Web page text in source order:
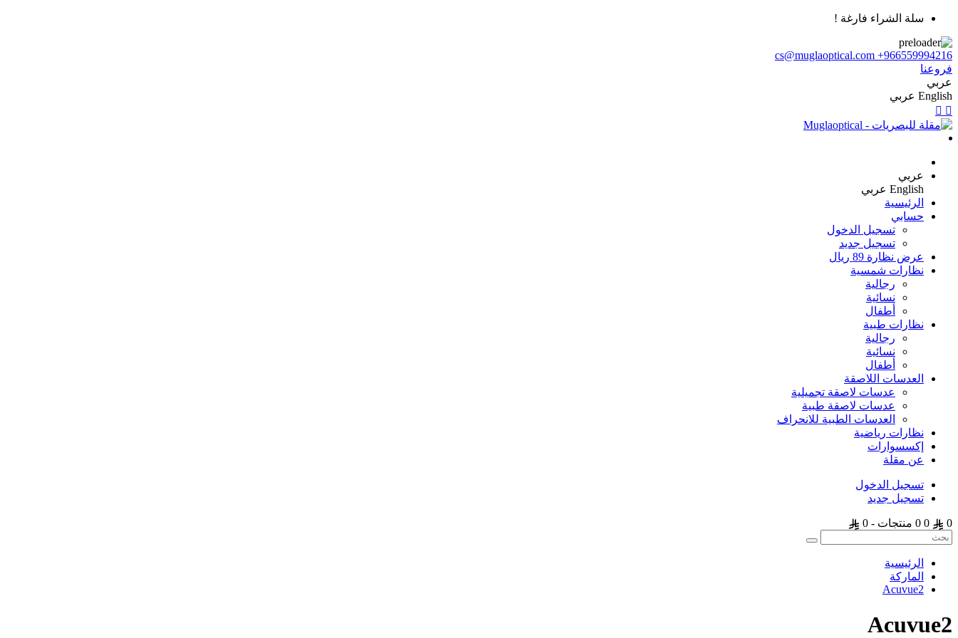
سلة الشراء فارغة !
cs@muglaoptical.com +966559994216
فروعنا
عربي
English عربي
عربي
English عربي
الرئيسية
حسابي
تسجيل الدخول
تسجيل جديد
عرض نظارة 89 ريال
نظارات شمسية
رجالية
نسائية
أطفال
نظارات طبية
رجالية
نسائية
أطفال
العدسات اللاصقة
عدسات لاصقة تجميلية
عدسات لاصقة طبية
العدسات الطبية للانحراف
نظارات رياضية
إكسسوارات
عن مقلة
تسجيل الدخول
تسجيل جديد
0
0 0 منتجات - 0
الرئيسية
الماركة
Acuvue2
Acuvue2